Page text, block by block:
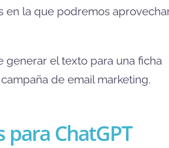
en la que podremos
el texto para una ficha
de email marketing.
ChatGPT